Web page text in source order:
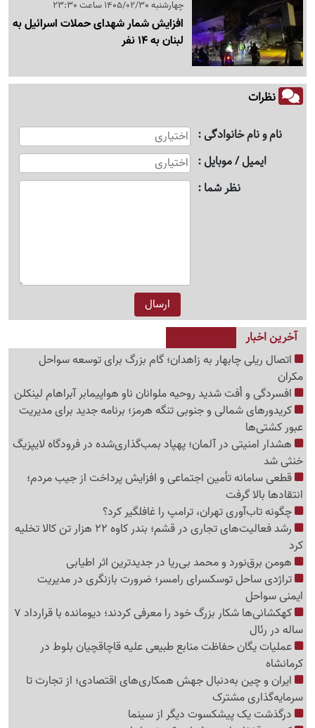
چهارشنبه 1405/02/30 ساعت 23:30
افزایش شمار شهدای حملات اسرائیل به
لبنان به 14 نفر
نظرات
نام و نام خانوادگی
ایمیل / موبایل
نظر شما
آخرین اخبار
اتصال ریلی چابهار به زاهدان؛ گام بزرگ برای توسعه سواحل
مکران
افسردگی و اُفت شدید روحیه ملوانان ناو هواپیمابر آبراهام لینکلن
کریدورهای شمالی و جنوبی تنگه هرمز؛ برنامه جدید برای مدیریت
عبور کشتی‌ها
هشدار امنیتی در آلمان؛ پهپاد بمب‌گذاری‌شده در فرودگاه لایپزیگ
خنثی شد
قطعی سامانه تأمین اجتماعی و افزایش پرداخت از جیب مردم؛
انتقادها بالا گرفت
چگونه تاب‌آوری تهران، ترامپ را غافلگیر کرد؟
رشد فعالیت‌های تجاری در قشم؛ بندر کاوه 22 هزار تن کالا تخلیه
کرد
هومن برق‌نورد و محمد بی‌ریا در جدیدترین اثر اطیابی
تراژدی ساحل توسکسرای رامسر؛ ضرورت بازنگری در مدیریت
ایمنی سواحل
کهکشانی‌ها شکار بزرگ خود را معرفی کردند؛ دیومانده با قرارداد 7
ساله در رئال
عملیات یگان حفاظت منابع طبیعی علیه قاچاقچیان بلوط در
کرمانشاه
ایران و چین به‌دنبال جهش همکاری‌های اقتصادی؛ از تجارت تا
سرمایه‌گذاری مشترک
درگذشت یک پیشکسوت دیگر از سینما